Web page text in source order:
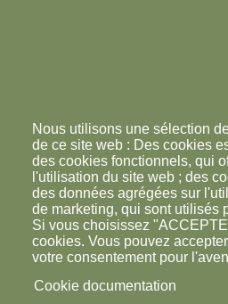
Nous utilisons une sélection
de ce site web : Des cookies
des cookies fonctionnels, qui
l'utilisation du site web ; des
des données agrégées sur
de marketing, qui sont utilisés
Si vous choisissez
cookies. Vous pouvez
votre consentement pour
Cookie documentation